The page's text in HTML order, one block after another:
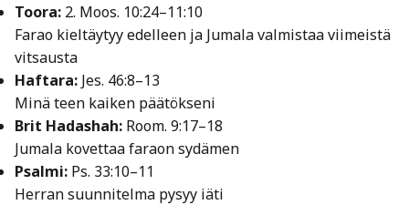
Toora: 2. Moos. 10:24–11:10
Farao kieltäytyy edelleen ja Jumala valmistaa viimeistä
vitsausta
Haftara: Jes. 46:8–13
Minä teen kaiken päätökseni
Brit Hadashah: Room. 9:17–18
Jumala kovettaa faraon sydämen
Psalmi: Ps. 33:10–11
Herran suunnitelma pysyy iäti